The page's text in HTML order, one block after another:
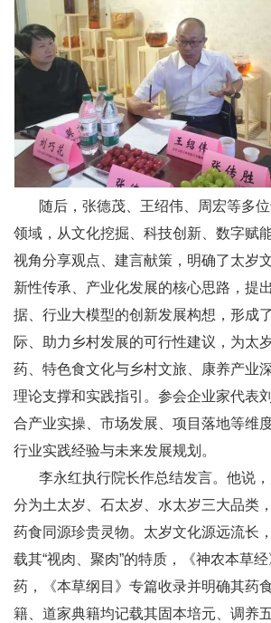
随后，张德茂、王绍伟、周宏等多位
领域，从文化挖掘、科技创新、数字赋
视角分享观点、建言献策，明确了太岁
新性传承、产业化发展的核心思路，提
据、行业大模型的创新发展构想，形成
际、助力乡村发展的可行性建议，为太
药、特色食文化与乡村文旅、康养产业
理论支撑和实践指引。参会企业家代表
合产业实操、市场发展、项目落地等维
行业实践经验与未来发展规划。
李永红执行院长作总结发言。他说，
分为土太岁、石太岁、水太岁三大品类
药食同源珍贵灵物。太岁文化源远流长
载其“视肉、聚肉”的特质，《神农本草
药，《本草纲目》专篇收录并明确其药
籍、道家典籍均记载其固本培元、调养